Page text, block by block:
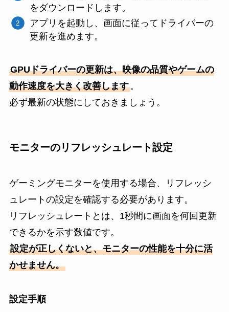
をダウンロードします。
アプリを起動し、画面に従ってドライバーの
更新を進めます。
GPUドライバーの更新は、映像の品質やゲームの
動作速度を大きく改善します。
必ず最新の状態にしておきましょう。
モニターのリフレッシュレート設定
ゲーミングモニターを使用する場合、リフレッシ
ュレートの設定を確認する必要があります。
リフレッシュレートとは、1秒間に画面を何回更新
できるかを示す数値です。
設定が正しくないと、モニターの性能を十分に活
かせません。
設定手順